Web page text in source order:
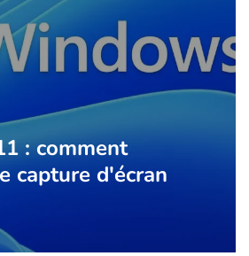
: comment
capture d'écran